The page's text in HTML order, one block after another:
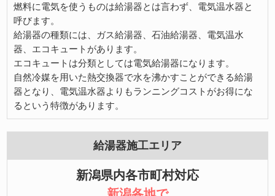
燃料に電気を使うものは給湯器とは言わず、電気温水器と
呼びます。
給湯器の種類には、ガス給湯器、石油給湯器、電気温水
器、エコキュートがあります。
エコキュートは分類としては電気給湯器になります。
自然冷媒を用いた熱交換器で水を沸かすことができる給湯
器となり、電気温水器よりもランニングコストがお得にな
るという特徴があります。
給湯器施工エリア
新潟県内各市町村対応